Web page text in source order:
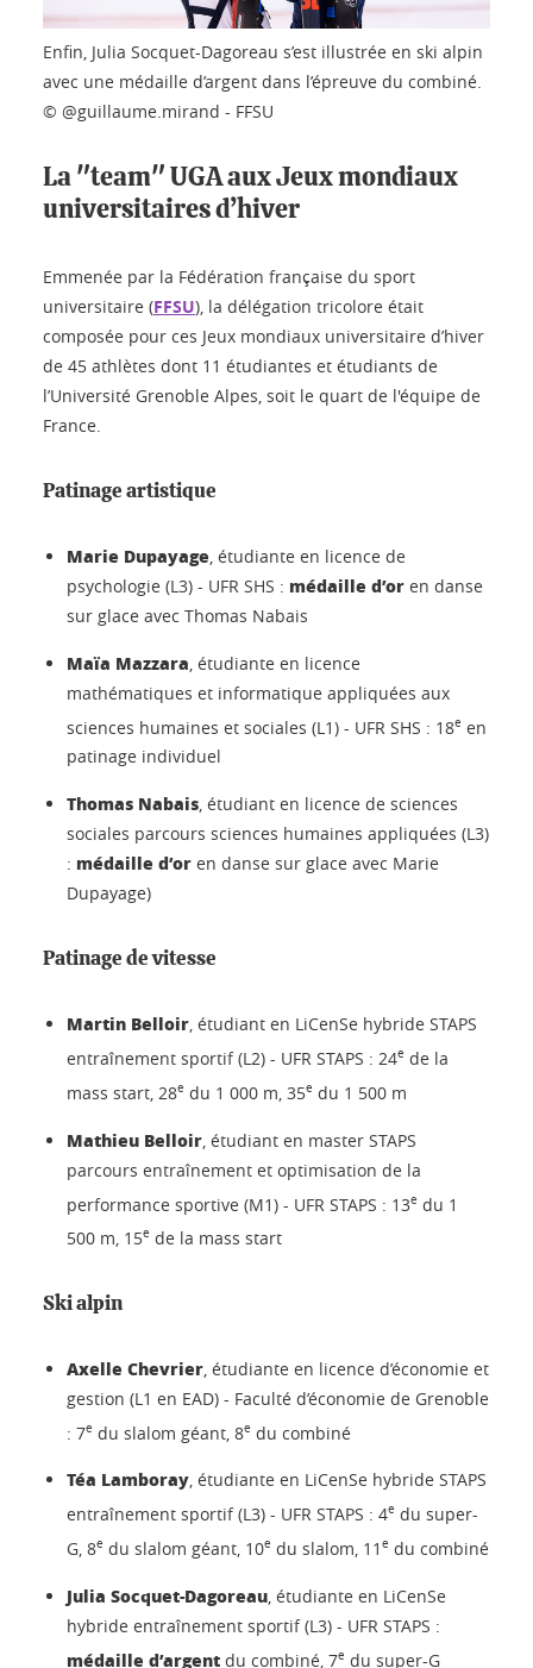
Enfin, Julia Socquet-Dagoreau s’est illustrée en ski alpin
avec une médaille d’argent dans l’épreuve du combiné.
© @guillaume.mirand - FFSU
La "team" UGA aux Jeux mondiaux
universitaires d’hiver
Emmenée par la Fédération française du sport
universitaire (FFSU), la délégation tricolore était
composée pour ces Jeux mondiaux universitaire d’hiver
de 45 athlètes dont 11 étudiantes et étudiants de
l’Université Grenoble Alpes, soit le quart de l'équipe de
France.
Patinage artistique
Marie Dupayage , étudiante en licence de
psychologie (L3) - UFR SHS : médaille d’or en danse
sur glace avec Thomas Nabais
Maïa Mazzara , étudiante en licence
mathématiques et informatique appliquées aux
sciences humaines et sociales (L1) - UFR SHS : 18e en
patinage individuel
Thomas Nabais, étudiant en licence de sciences
sociales parcours sciences humaines appliquées (L3)
: médaille d’or en danse sur glace avec Marie
Dupayage)
Patinage de vitesse
Martin Belloir, étudiant en LiCenSe hybride STAPS
entraînement sportif (L2) - UFR STAPS : 24e de la
mass start, 28e du 1 000 m, 35e du 1 500 m
Mathieu Belloir , étudiant en master STAPS
parcours entraînement et optimisation de la
performance sportive (M1) - UFR STAPS : 13e du 1
500 m, 15e de la mass start
Ski alpin
Axelle Chevrier, étudiante en licence d’économie et
gestion (L1 en EAD) - Faculté d’économie de Grenoble
: 7e du slalom géant, 8e du combiné
Téa Lamboray, étudiante en LiCenSe hybride STAPS
entraînement sportif (L3) - UFR STAPS : 4e du super-
G, 8e du slalom géant, 10e du slalom, 11 e du combiné
Julia Socquet-Dagoreau , étudiante en LiCenSe
hybride entraînement sportif (L3) - UFR STAPS :
médaille d’argent du combiné, 7e du super-G